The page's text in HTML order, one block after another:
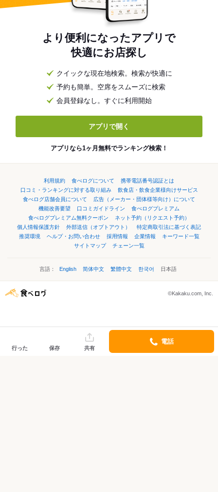
より便利になったアプリで
快適にお店探し
クイックな現在地検索。検索が快適に
予約も簡単。空席をスムーズに検索
会員登録なし。すぐに利用開始
アプリで開く
アプリなら1ヶ月無料でランキング検索！
利用規約 食べログについて
携帯電話番号認証とは
口コミ・ランキングに対する取り組み
飲食店・飲食企業様向けサービス
食べログ店舗会員について
広告（メーカー・団体様等向け）について
機能改善要望
口コミガイドライン
食べログプレミアム
食べログプレミアム無料クーポン
ネット予約（リクエスト予約）
個人情報保護方針
外部送信（オプトアウト）
特定商取引法に基づく表記
推奨環境
ヘルプ・お問い合わせ 採用情報 企業情報
キーワード一覧
サイトマップ
チェーン一覧
言語： English 简体中文 繁體中文 한국어 日本語
©Kakaku.com, Inc.
行った 保存 共有
電話